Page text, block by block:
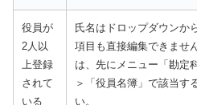
役員が
2人以
上登録
されて
いる
氏名はドロップダウンか
項目も直接編集できませ
は、先にメニュー「勘定
＞「役員名簿」で該当す
い。